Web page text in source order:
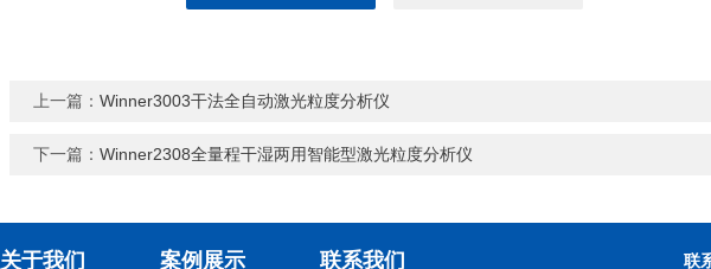
上一篇：Winner3003干法全自动激光粒度分析仪
下一篇：Winner2308全量程干湿两用智能型激光粒度分析仪
关于我们 案例展示 联系我们 联